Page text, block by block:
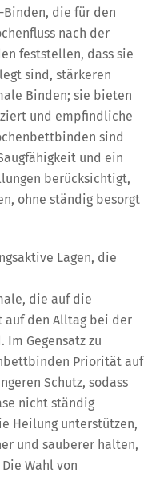
die für den
nach der
feststellen, dass sie
sind, stärkeren
Binden; sie bieten
und empfindliche
sind
und ein
berücksichtigt,
ohne ständig besorgt
Lagen, die
die auf die
auf den Alltag bei der
Gegensatz zu
Priorität auf
Schutz, sodass
nicht ständig
Heilung unterstützen,
und sauberer halten,
Wahl von